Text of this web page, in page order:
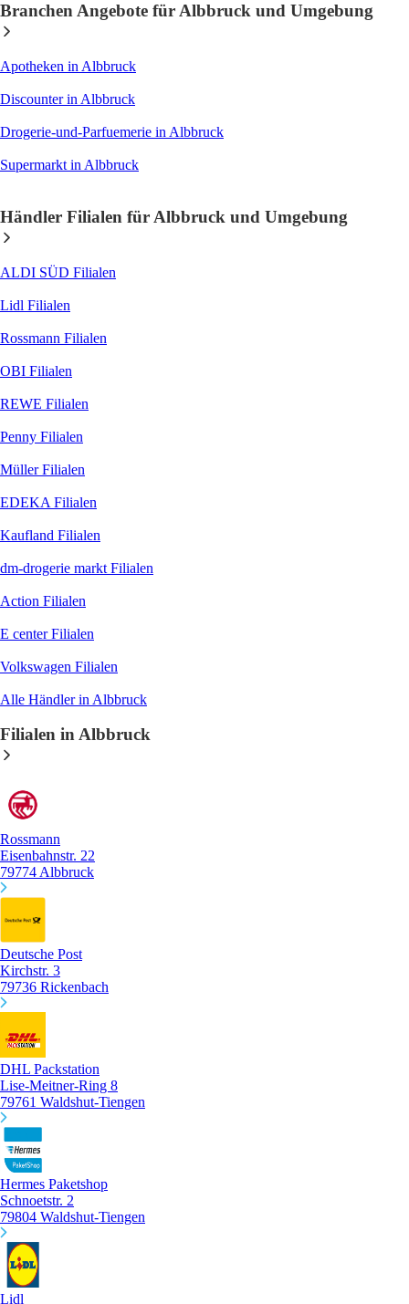
Branchen Angebote für Albbruck und Umgebung
Apotheken in Albbruck
Discounterin Albbruck
Drogerie-und-Parfuemerie in Albbruck
Supermarkt in Albbruck
Händler Filialen für Albbruck und Umgebung
ALDI SÜD Filialen
Lidl Filialen
Rossmann Filialen
OBI Filialen
REWE Filialen
Penny Filialen
MüllerFilialen
EDEKA Filialen
Kaufland Filialen
dm-drogerie markt Filialen
Action Filialen
E centerFilialen
Volkswagen Filialen
Alle Händler in Albbruck
Filialen in Albbruck
Rossmann
Eisenbahnstr. 22
79774 Albbruck
Deutsche Post
Kirchstr. 3
79736 Rickenbach
DHL Packstation
Lise-Meitner-Ring 8
79761 Waldshut-Tiengen
Hermes Paketshop
Schnoetstr. 2
79804 Waldshut-Tiengen
Lidl